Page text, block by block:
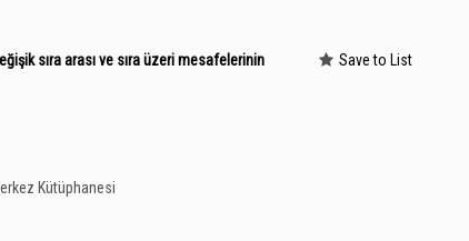
sıra arası ve sıra üzeri mesafelerinin
Kütüphanesi
Save to List